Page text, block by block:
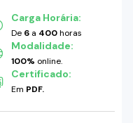
Carga Horária:
De 6 a 400horas
Modalidade:
100% online.
Certificado:
Em PDF.